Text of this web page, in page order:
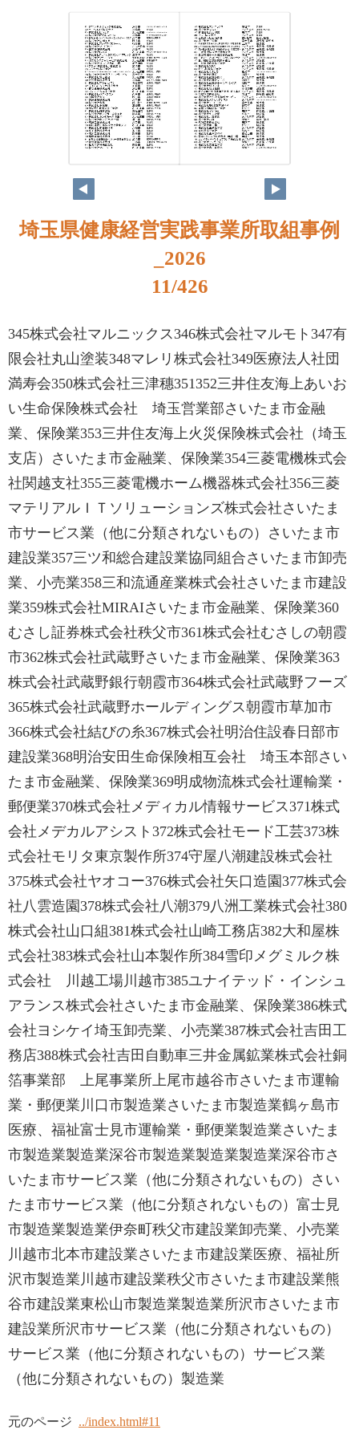
埼玉県健康経営実践事業所取組事例
_2026
11/426
345株式会社マルニックス346株式会社マルモト347有
限会社丸山塗装348マレリ株式会社349医療法人社団
満寿会350株式会社三津穗351352三井住友海上あいお
い生命保険株式会社 埼玉営業部さいたま市金融
業、保険業353三井住友海上火災保険株式会社（埼玉
支店）さいたま市金融業、保険業354三菱電機株式会
社関越支社355三菱電機ホーム機器株式会社356三菱
マテリアルＩＴソリューションズ株式会社さいたま
市サービス業（他に分類されないもの）さいたま市
建設業357三ツ和総合建設業協同組合さいたま市卸売
業、小売業358三和流通産業株式会社さいたま市建設
業359株式会社MIRAIさいたま市金融業、保険業360
むさし証券株式会社秩父市361株式会社むさしの朝霞
市362株式会社武蔵野さいたま市金融業、保険業363
株式会社武蔵野銀行朝霞市364株式会社武蔵野フーズ
365株式会社武蔵野ホールディングス朝霞市草加市
366株式会社結びの糸367株式会社明治住設春日部市
建設業368明治安田生命保険相互会社 埼玉本部さい
たま市金融業、保険業369明成物流株式会社運輸業・
郵便業370株式会社メディカル情報サービス371株式
会社メデカルアシスト372株式会社モード工芸373株
式会社モリタ東京製作所374守屋八潮建設株式会社
375株式会社ヤオコー376株式会社矢口造園377株式会
社八雲造園378株式会社八潮379八洲工業株式会社380
株式会社山口組381株式会社山崎工務店382大和屋株
式会社383株式会社山本製作所384雪印メグミルク株
式会社 川越工場川越市385ユナイテッド・インシュ
アランス株式会社さいたま市金融業、保険業386株式
会社ヨシケイ埼玉卸売業、小売業387株式会社吉田工
務店388株式会社吉田自動車三井金属鉱業株式会社銅
箔事業部 上尾事業所上尾市越谷市さいたま市運輸
業・郵便業川口市製造業さいたま市製造業鶴ヶ島市
医療、福祉富士見市運輸業・郵便業製造業さいたま
市製造業製造業深谷市製造業製造業製造業深谷市さ
いたま市サービス業（他に分類されないもの）さい
たま市サービス業（他に分類されないもの）富士見
市製造業製造業伊奈町秩父市建設業卸売業、小売業
川越市北本市建設業さいたま市建設業医療、福祉所
沢市製造業川越市建設業秩父市さいたま市建設業熊
谷市建設業東松山市製造業製造業所沢市さいたま市
建設業所沢市サービス業（他に分類されないもの）
サービス業（他に分類されないもの）サービス業
（他に分類されないもの）製造業
元のページ ../index.html#11